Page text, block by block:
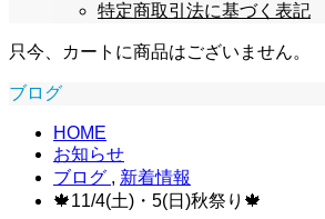
特定商取引法に基づく表記
只今、カートに商品はございません。
ブログ
HOME
お知らせ
ブログ , 新着情報
🍁11/4(土)・5(日)秋祭り🍁